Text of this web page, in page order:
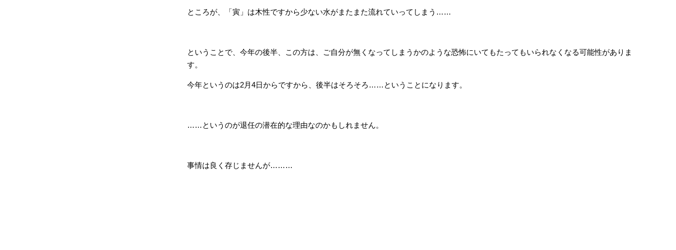
ところが、「寅」は木性ですから少ない水がまたまた流れていってしまう……
ということで、今年の後半、この方は、ご自分が無くなってしまうかのような恐怖にいてもたってもいられなくなる可能性がありま
す。
今年というのは2月4日からですから、後半はそろそろ……ということになります。
……というのが退任の潜在的な理由なのかもしれません。
事情は良く存じませんが………